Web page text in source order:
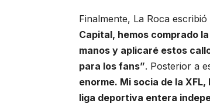
Finalmente, La Roca
Capital, hemos comprado
manos y aplicaré estos
para los fans”. Posterior a
enorme. Mi socia de la
liga deportiva entera